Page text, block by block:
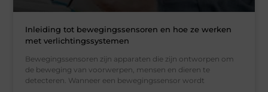
Inleiding tot bewegingssensoren en hoe ze werken
met verlichtingssystemen
Bewegingssensoren zijn apparaten die zijn ontworpen om
de beweging van voorwerpen, mensen en dieren te
detecteren. Wanneer een bewegingssensor wordt